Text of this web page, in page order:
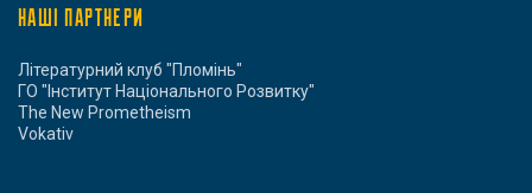
НАШІ ПАРТНЕРИ
Літературний клуб "Пломінь"
ГО "Інститут Національного Розвитку"
The New Prometheism
Vokativ